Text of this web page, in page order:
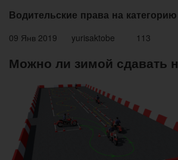
Водительские права на
09 Янв 2019 yurisaktobe 113
Можно ли зимой сдавать